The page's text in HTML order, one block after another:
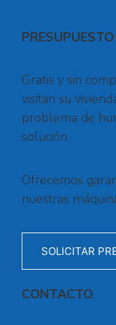
Gratis y sin
visitan su
problema de
solución.
Ofrecemos
nuestras
SOLICITAR
CONTACTO